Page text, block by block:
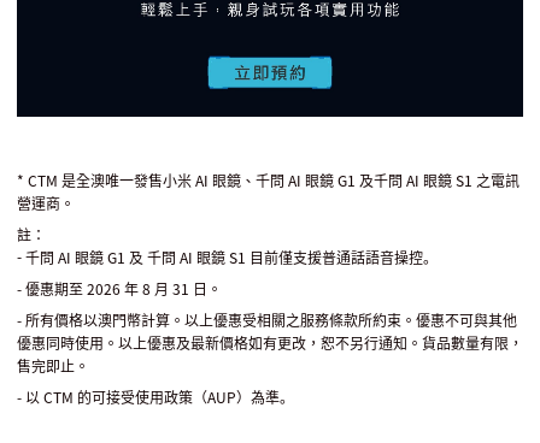
* CTM 是全澳唯一發售小米 AI 眼鏡、千問 AI 眼鏡 G1 及千問 AI 眼鏡 S1 之電訊
營運商。
註：
- 千問 AI 眼鏡G1 及 千問 AI 眼鏡S1 目前僅支援普通話語音操控。
-優惠期至2026 年8 月 31 日。
-所有價格以澳門幣計算。以上優惠受相關之服務條款所約束。優惠不可與其他
優惠同時使用。以上優惠及最新價格如有更改，恕不另行通知。貨品數量有限，
售完即止。
- 以CTM 的可接受使用政策（AUP）為準。